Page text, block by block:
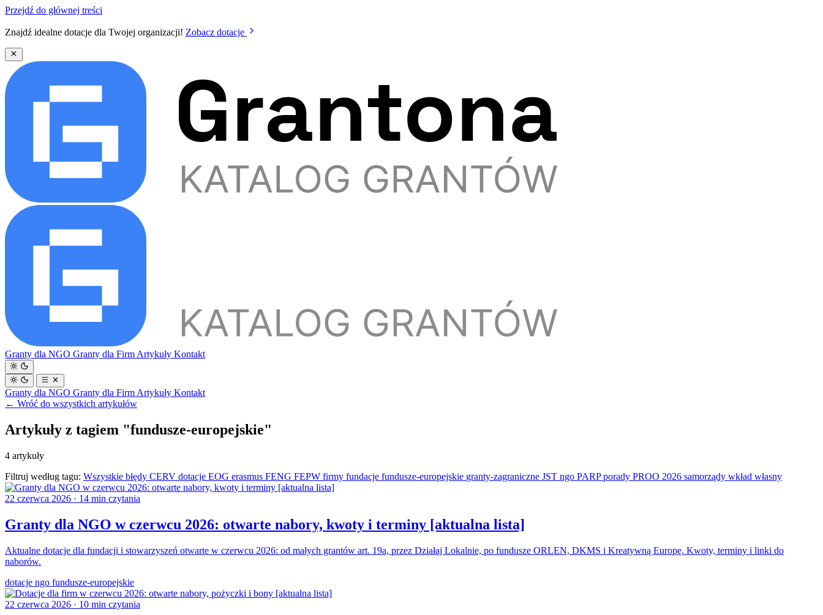
Przejdź do głównej treści
Znajdź idealne dotacje dla Twojej organizacji! Zobacz dotacje
Granty dla NGO Granty dla Firm Artykuły Kontakt
Granty dla NGO Granty dla Firm Artykuły Kontakt
← Wróć do wszystkich artykułów
Artykuły z tagiem "fundusze-europejskie"
4 artykuły
Filtruj według tagu: Wszystkie błędy CERV dotacje EOG erasmus FENG FEPW firmy fundacje fundusze-europejskie granty-zagraniczne JST ngo PARPporady PROO 2026 samorządy wkład własny
22 czerwca 2026 · 14 min czytania
Granty dla NGO w czerwcu 2026: otwarte nabory, kwoty i terminy [aktualna lista]
Aktualne dotacje dla fundacji i stowarzyszeń otwarte w czerwcu 2026: od małych grantów art. 19a, przez Działaj Lokalnie, po fundusze ORLEN, DKMS i Kreatywną Europę. Kwoty, terminy i linki do
naborów.
dotacje ngo fundusze-europejskie
22 czerwca 2026 · 10 min czytania